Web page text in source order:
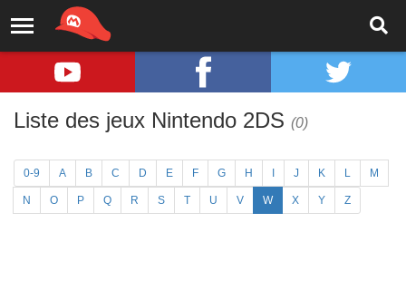
Liste des jeux Nintendo 2DS (0)
0-9 A B C D E F G H J K L M
N O P Q R S T U V W X Y Z